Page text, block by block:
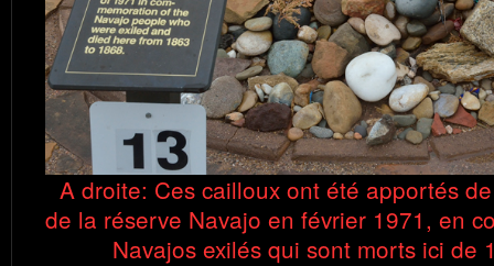
A droite: Ces cailloux ont été apportés
de la réserve Navajo en février 1971, en
Navajos exilés qui sont morts ici de